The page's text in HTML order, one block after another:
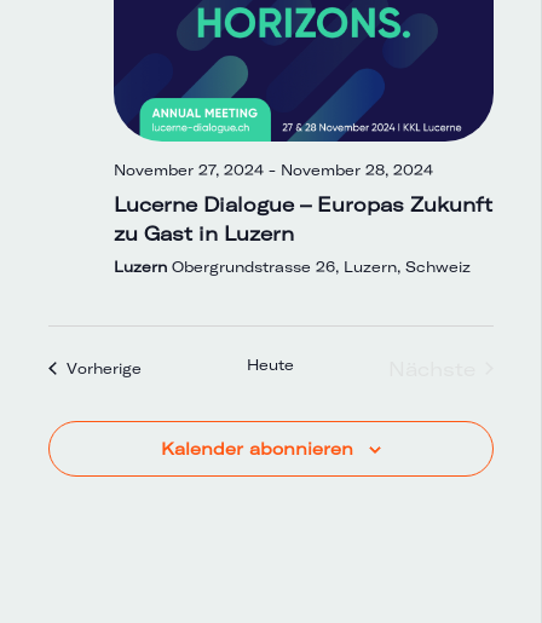
November 27, 2024 - November 28, 2024
Lucerne Dialogue – Europas Zukunft
zu Gast in Luzern
Luzern Obergrundstrasse 26, Luzern, Schweiz
Vorherige VeranstaltungenHeute
Kalender abonnieren